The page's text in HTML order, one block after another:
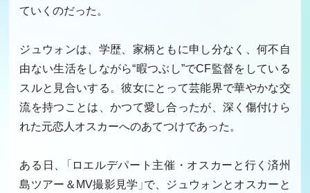
ていくのだった。
ジュウォンは、学歴、家柄ともに申し分なく、何不自
由ない生活をしながら“暇つぶし”でCF監督をしている
スルと見合いする。彼女にとって芸能界で華やかな交
流を持つことは、かつて愛し合ったが、深く傷付けら
れた元恋人オスカーへのあてつけであった。
ある日、「ロエルデパート主催・オスカーと行く済州
島ツアー＆MV撮影見学」で、ジュウォンとオスカーと